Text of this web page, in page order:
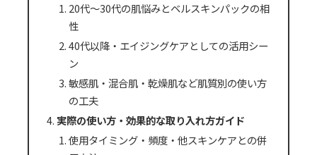
20代〜30代の肌悩みとベルスキンパックの相
性
40代以降・エイジングケアとしての活用シー
ン
敏感肌・混合肌・乾燥肌など肌質別の使い方
の工夫
実際の使い方・効果的な取り入れ方ガイド
使用タイミング・頻度・他スキンケアとの併